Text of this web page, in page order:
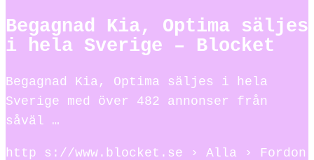
Begagnad Kia, Optima säljes
i hela Sverige – Blocket
Begagnad Kia, Optima säljes i hela
Sverige med över 482 annonser från
såväl …
http s://www.blocket.se › Alla › Fordon